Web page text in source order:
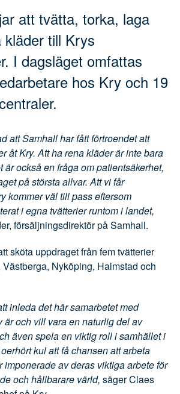
att tvätta, torka,
kläder till Krys
I dagsläget
600 medarbetare
fysiska
tvättjänster åt Kry. Att ha
bara estetiskt viktigt, det är
patientsäkerhet, därför tar vi
allvar. Att vi får samarbeta
väl till pass eftersom Samhall har
tvätterier runtom i landet, säger
på Samhall.
att sköta uppdraget från fem
i Akalla, Västberga, Nyköping,
att inleda det här samarbetet med
är och vill vara en naturlig del av
även spela en viktig roll i
Därför är det oerhört kul att få
med Samhall, vi är imponerade
för en mer inkluderande och